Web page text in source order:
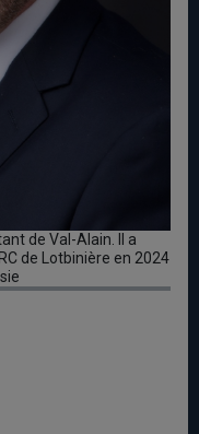
de Val-Alain. Il a
de Lotbinière en 2024